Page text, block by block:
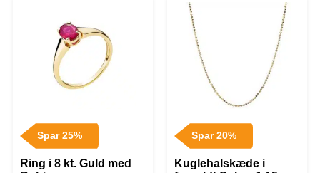
Spar 25%
Ring i 8 kt. Guld med
Spar 20%
Kuglehalskæde i